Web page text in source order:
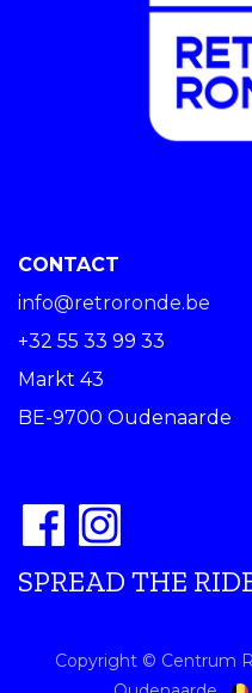
CONTACT
info@retroronde.be
+32 55 33 99 33
Markt 43
BE-9700 Oudenaarde
SPREAD THE
Copyright © Centrum